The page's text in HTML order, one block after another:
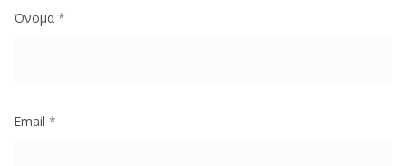
Όνομα *
Email *